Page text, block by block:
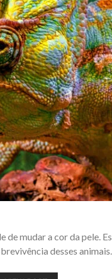
mudar a cor da pele.
desses